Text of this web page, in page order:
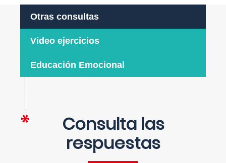
Otras consultas
Video ejercicios
Educación Emocional
Consulta las
respuestas